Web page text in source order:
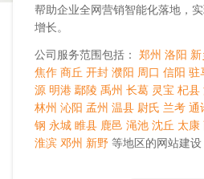
帮助企业全网营销智能化落地，
增长。
公司服务范围包括： 郑州 洛阳 新
焦作 商丘 开封 濮阳 周口 信阳 驻
源 明港 鄢陵 禹州 长葛 灵宝 杞县
林州 沁阳 孟州 温县 尉氏 兰考 通
钢 永城 睢县 鹿邑 渑池 沈丘 太康
淮滨 邓州 新野 等地区的网站建设